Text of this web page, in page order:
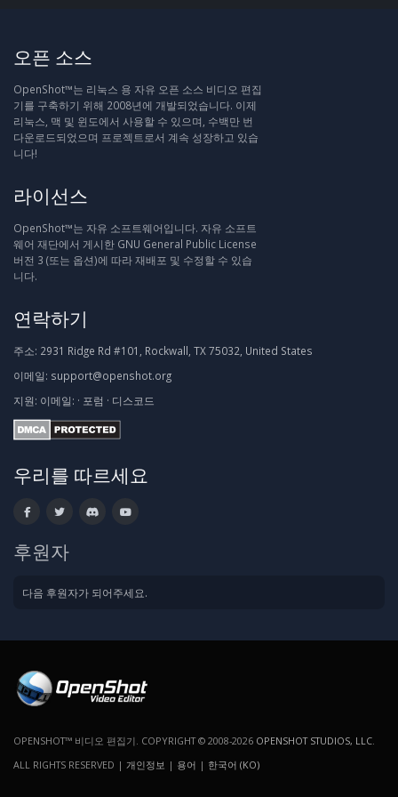
오픈 소스
OpenShot™는 리눅스 용 자유 오픈 소스 비디오 편집
기를 구축하기 위해 2008년에 개발되었습니다. 이제
리눅스, 맥 및 윈도에서 사용할 수 있으며, 수백만 번
다운로드되었으며 프로젝트로서 계속 성장하고 있습
니다!
라이선스
OpenShot™는 자유 소프트웨어입니다. 자유 소프트
웨어 재단에서 게시한 GNU General Public License
버전 3 (또는 옵션)에 따라 재배포 및 수정할 수 있습
니다.
연락하기
주소: 2931 Ridge Rd #101, Rockwall, TX 75032, United States
이메일: support@openshot.org
지원: 이메일: · 포럼 · 디스코드
우리를 따르세요
후원자
다음 후원자가 되어주세요.
OPENSHOT™ 비디오 편집기. COPYRIGHT © 2008-2026 OPENSHOT STUDIOS, LLC.
ALL RIGHTS RESERVED | 개인정보 | 용어 | 한국어 (KO)